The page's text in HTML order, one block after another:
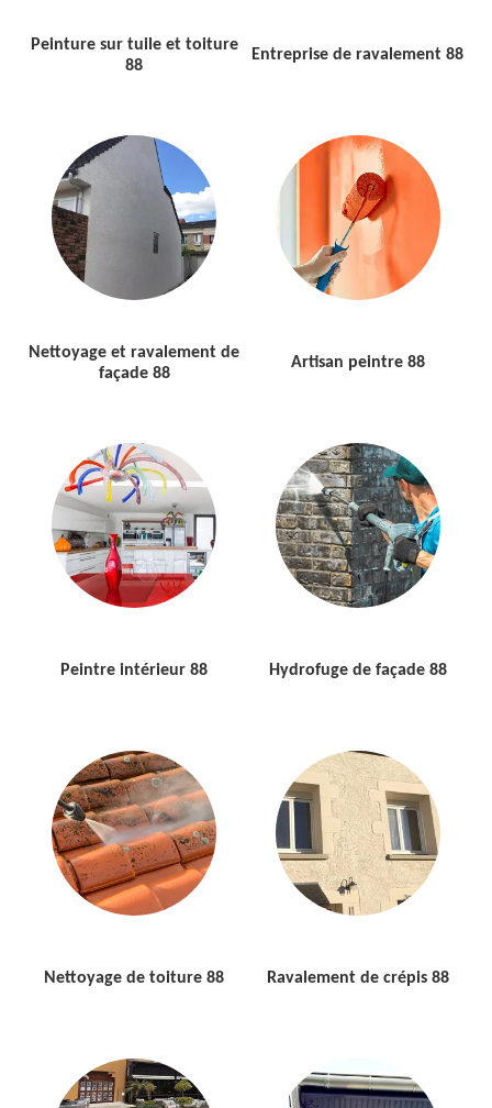
Peinture sur tuile et toiture
88
Entreprise de ravalement 88
Nettoyage et ravalement de
façade 88
Artisan peintre 88
Peintre intérieur 88 Hydrofuge de façade 88
Nettoyage de toiture 88 Ravalement de crépis 88